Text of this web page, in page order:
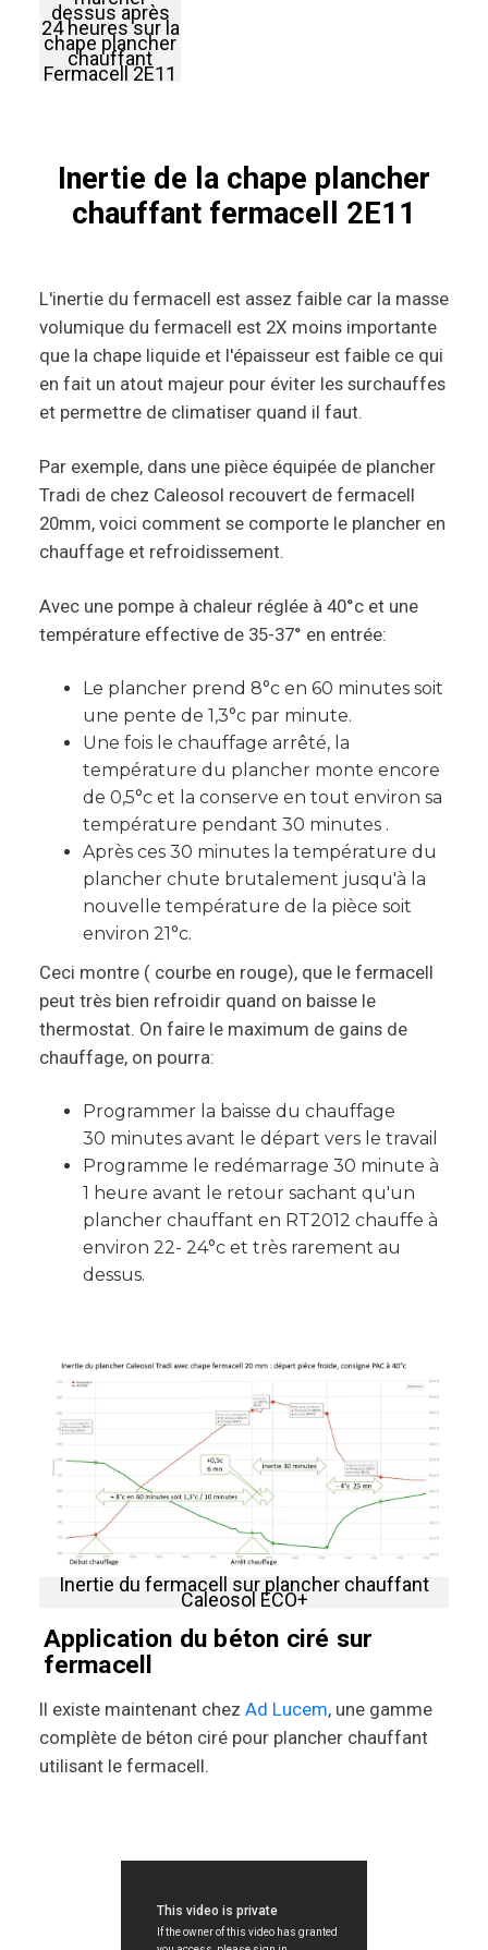
dessus après
24 heures sur la
chape plancher
chauffant
Fermacell 2E11
Inertie de la chape plancher
chauffant fermacell 2E11
L'inertie du fermacell est assez faible car la masse
volumique du fermacell est 2X moins importante
que la chape liquide et l'épaisseur est faible ce qui
en fait un atout majeur pour éviter les surchauffes
et permettre de climatiser quand il faut.
Par exemple, dans une pièce équipée de plancher
Tradi de chez Caleosol recouvert de fermacell
20mm, voici comment se comporte le plancher en
chauffage et refroidissement.
Avec une pompe à chaleur réglée à 40°c et une
température effective de 35-37° en entrée:
Le plancher prend 8°c en 60 minutes soit
une pente de 1,3°c par minute.
Une fois le chauffage arrêté, la
température du plancher monte encore
de 0,5°c et la conserve en tout environ sa
température pendant 30 minutes .
Après ces 30 minutes la température du
plancher chute brutalement jusqu'à la
nouvelle température de la pièce soit
environ 21°c.
Ceci montre ( courbe en rouge), que le fermacell
peut très bien refroidir quand on baisse le
thermostat. On faire le maximum de gains de
chauffage, on pourra:
Programmer la baisse du chauffage
30 minutes avant le départ vers le travail
Programme le redémarrage 30 minute à
1 heure avant le retour sachant qu'un
plancher chauffant en RT2012 chauffe à
environ 22- 24°c et très rarement au
dessus.
Inertie du fermacell sur plancher chauffant
Caleosol ECO+
Application du béton ciré sur
fermacell
Il existe maintenant chez Ad Lucem, une gamme
complète de béton ciré pour plancher chauffant
utilisant le fermacell.